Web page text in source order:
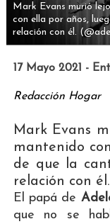
Mark Evans murió
con ella por años,
relación con él.
17 Mayo 2021 -
Redacción Hogar
Mark Evans
mantenido
de que la
relación con él.
El papá de
que no se